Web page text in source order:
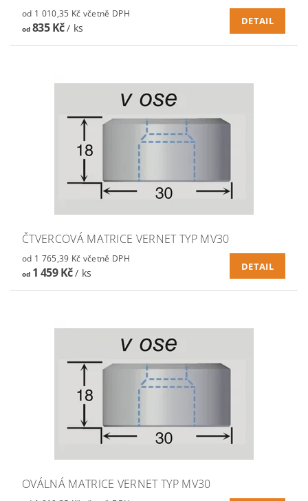
od 1 010,35 Kč včetně DPH
od835 Kč/ ks
DETAIL
ČTVERCOVÁ MATRICE VERNET TYP MV30
od 1 765,39 Kč včetně DPH
od1 459 Kč/ ks
DETAIL
OVÁLNÁ MATRICE VERNET TYP MV30